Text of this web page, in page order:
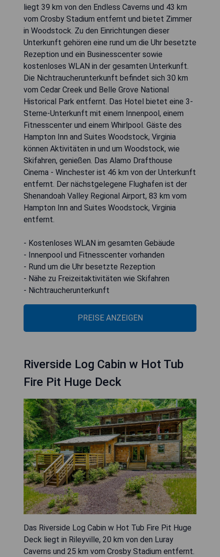
liegt 39 km von den Endless Caverns und 43 km
vom Crosby Stadium entfernt und bietet Zimmer
in Woodstock. Zu den Einrichtungen dieser
Unterkunft gehören eine rund um die Uhr besetzte
Rezeption und ein Businesscenter sowie
kostenloses WLAN in der gesamten Unterkunft.
Die Nichtraucherunterkunft befindet sich 30 km
vom Cedar Creek und Belle Grove National
Historical Park entfernt. Das Hotel bietet eine 3-
Sterne-Unterkunft mit einem Innenpool, einem
Fitnesscenter und einem Whirlpool. Gäste des
Hampton Inn and Suites Woodstock, Virginia
können Aktivitäten in und um Woodstock, wie
Skifahren, genießen. Das Alamo Drafthouse
Cinema - Winchester ist 46 km von der Unterkunft
entfernt. Der nächstgelegene Flughafen ist der
Shenandoah Valley Regional Airport, 83 km vom
Hampton Inn and Suites Woodstock, Virginia
entfernt.
- Kostenloses WLAN im gesamten Gebäude
- Innenpool und Fitnesscenter vorhanden
- Rund um die Uhr besetzte Rezeption
- Nähe zu Freizeitaktivitäten wie Skifahren
- Nichtraucherunterkunft
PREISE ANZEIGEN
Riverside Log Cabin w Hot Tub
Fire Pit Huge Deck
Das Riverside Log Cabin w Hot Tub Fire Pit Huge
Deck liegt in Rileyville, 20 km von den Luray
Caverns und 25 km vom Crosby Stadium entfernt.